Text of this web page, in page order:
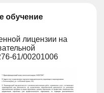
обучение
лицензии на
61/00201006